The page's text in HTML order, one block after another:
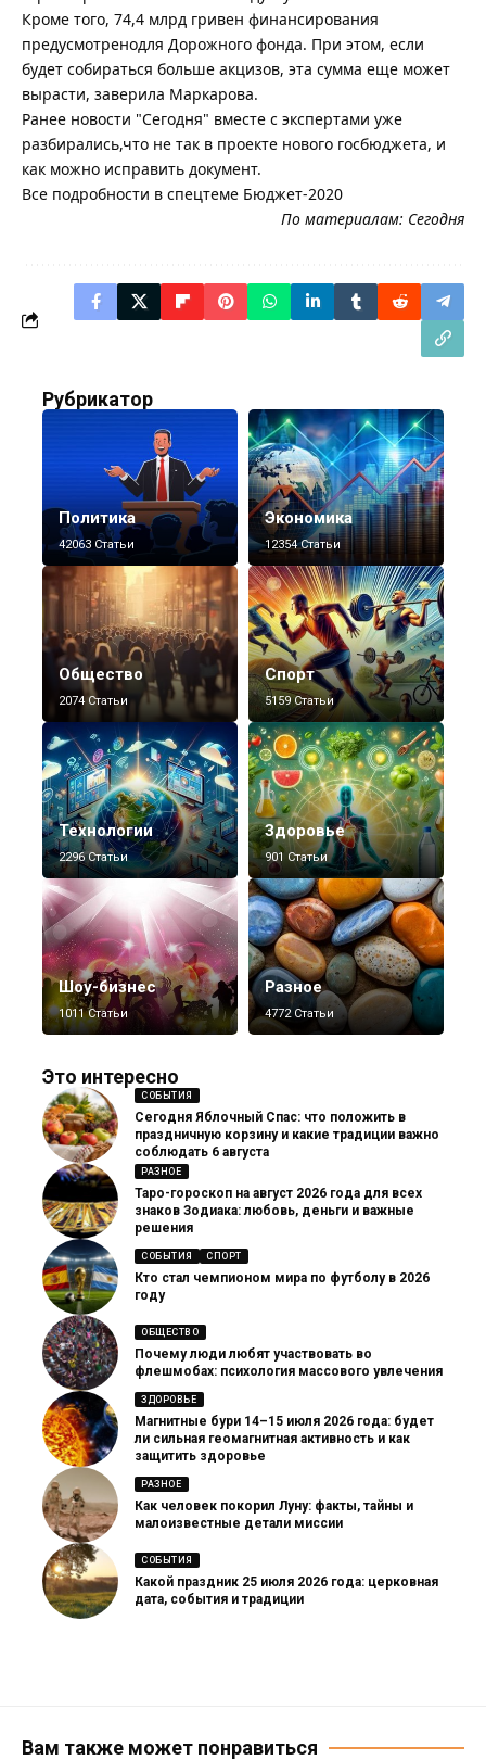
Кроме того, 74,4 млрд гривен финансирования
предусмотренодля Дорожного фонда. При этом, если
будет собираться больше акцизов, эта сумма еще может
вырасти, заверила Маркарова.
Ранее новости "Сегодня" вместе с экспертами уже
разбирались,что не так в проекте нового госбюджета, и
как можно исправить документ.
Все подробности в спецтеме Бюджет-2020
По материалам: Сегодня
Рубрикатор
Политика
42063 Статьи
Экономика
12354 Статьи
Общество
2074 Статьи
Спорт
5159 Статьи
Технологии
2296 Статьи
Здоровье
901 Статьи
Шоу-бизнес
1011 Статьи
Разное
4772 Статьи
Это интересно
СОБЫТИЯ
Сегодня Яблочный Спас: что положить в
праздничную корзину и какие традиции важно
соблюдать 6 августа
РАЗНОЕ
Таро-гороскоп на август 2026 года для всех
знаков Зодиака: любовь, деньги и важные
решения
СОБЫТИЯ СПОРТ
Кто стал чемпионом мира по футболу в 2026
году
ОБЩЕСТВО
Почему люди любят участвовать во
флешмобах: психология массового увлечения
ЗДОРОВЬЕ
Магнитные бури 14–15 июля 2026 года: будет
ли сильная геомагнитная активность и как
защитить здоровье
РАЗНОЕ
Как человек покорил Луну: факты, тайны и
малоизвестные детали миссии
СОБЫТИЯ
Какой праздник 25 июля 2026 года: церковная
дата, события и традиции
Вам также может понравиться